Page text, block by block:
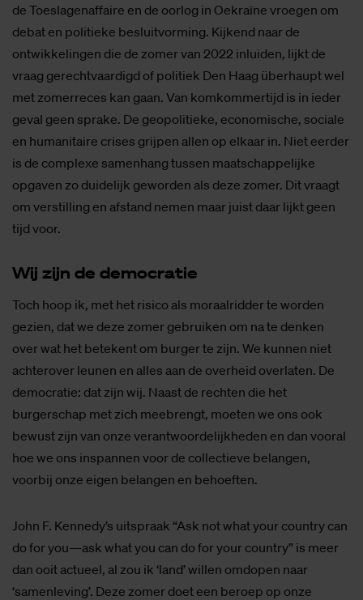
de Toeslagenaffaire en de oorlog in Oekraïne vroegen om
debat en politieke besluitvorming. Kijkend naar de
ontwikkelingen die de zomer van 2022 inluiden, lijkt de
vraag gerechtvaardigd of politiek Den Haag überhaupt wel
met zomerreces kan gaan. Van komkommertijd is in ieder
geval geen sprake. De geopolitieke, economische, sociale
en humanitaire crises grijpen allen op elkaar in. Niet eerder
is de complexe samenhang tussen maatschappelijke
opgaven zo duidelijk geworden als deze zomer. Dit vraagt
om verstilling en afstand nemen maar juist daar lijkt geen
tijd voor.
Wij zijn de de­mo­cra­tie
Toch hoop ik, met het risico als moraalridder te worden
gezien, dat we deze zomer gebruiken om na te denken
over wat het betekent om burger te zijn. We kunnen niet
achterover leunen en alles aan de overheid overlaten. De
democratie: dat zijn wij. Naast de rechten die het
burgerschap met zich meebrengt, moeten we ons ook
bewust zijn van onze verantwoordelijkheden en dan vooral
hoe we ons inspannen voor de collectieve belangen,
voorbij onze eigen belangen en behoeften.
John F. Kennedy’s uitspraak “Ask not what your country can
do for you—ask what you can do for your country” is meer
dan ooit actueel, al zou ik ‘land’ willen omdopen naar
‘samenleving’. Deze zomer doet een beroep op onze